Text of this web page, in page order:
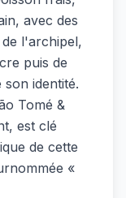
avec des
l'archipel,
puis de
identité.
Tomé &
est clé
de cette
«